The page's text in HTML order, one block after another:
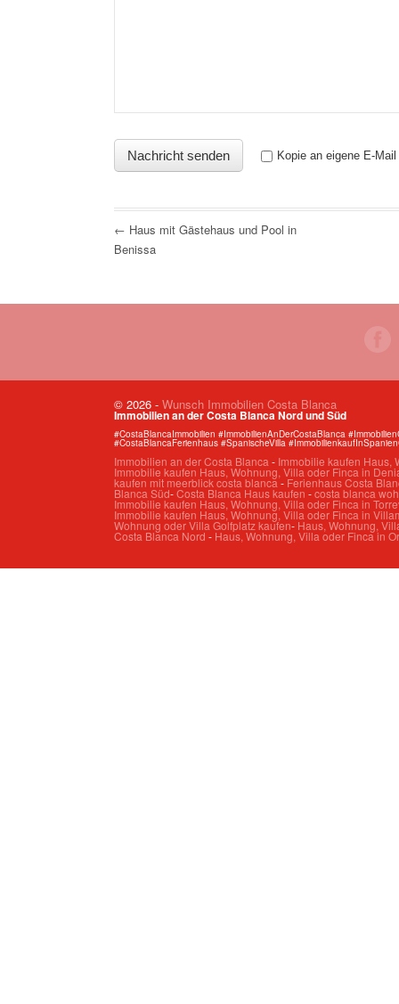
Kopie an eigene E-Mail
← Haus mit Gästehaus und Pool in
Benissa
© 2026 - Wunsch Immobilien Costa Blanca
Immobilien an der Costa Blanca Nord und Süd
#CostaBlancaImmobilien #ImmobilienAnDerCostaBlanca
#CostaBlancaFerienhaus #SpanischeVilla
Immobilien an der Costa Blanca- Immobilie kaufen Haus,
Immobilie kaufen Haus, Wohnung, Villa oder Finca in
kaufen mit meerblick costa blanca- Ferienhaus Costa
Blanca Süd-Costa Blanca Haus kaufen -costa blanca
Immobilie kaufen Haus, Wohnung, Villa oder Finca in
Immobilie kaufen Haus, Wohnung, Villa oder Finca in
Wohnung oder Villa Golfplatz kaufen- Haus, Wohnung,
Costa Blanca Nord - Haus, Wohnung, Villa oder Finca in